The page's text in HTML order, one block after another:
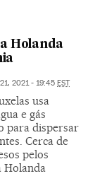
Holanda
2021 - 19:45 EST
usa
e gás
para dispersar
Cerca de
pelos
Holanda